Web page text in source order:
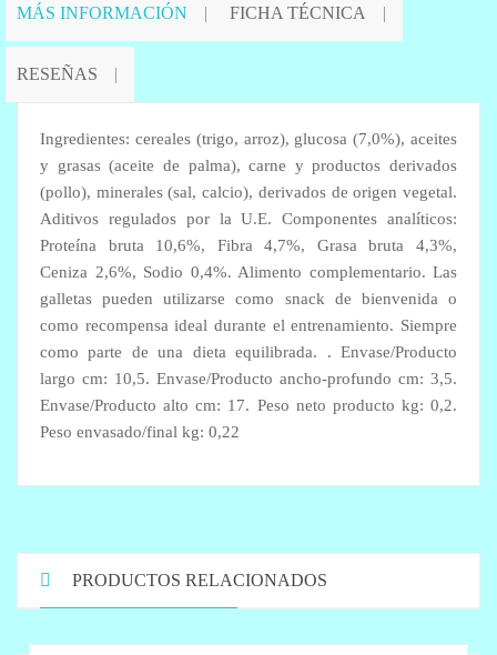
MÁS INFORMACIÓN FICHA TÉCNICA
RESEÑAS
Ingredientes: cereales (trigo, arroz), glucosa (7,0%), aceites
y grasas (aceite de palma), carne y productos derivados
(pollo), minerales (sal, calcio), derivados de origen vegetal.
Aditivos regulados por la U.E. Componentes analíticos:
Proteína bruta 10,6%, Fibra 4,7%, Grasa bruta 4,3%,
Ceniza 2,6%, Sodio 0,4%. Alimento complementario. Las
galletas pueden utilizarse como snack de bienvenida o
como recompensa ideal durante el entrenamiento. Siempre
como parte de una dieta equilibrada. . Envase/Producto
largo cm: 10,5. Envase/Producto ancho-profundo cm: 3,5.
Envase/Producto alto cm: 17. Peso neto producto kg: 0,2.
Peso envasado/final kg: 0,22
PRODUCTOS RELACIONADOS